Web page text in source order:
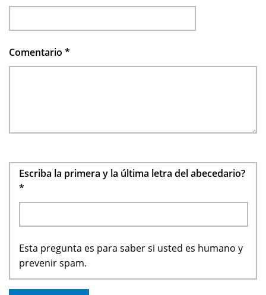
Comentario *
Escriba la primera y la última letra del abecedario?
*
Esta pregunta es para saber si usted es humano y
prevenir spam.